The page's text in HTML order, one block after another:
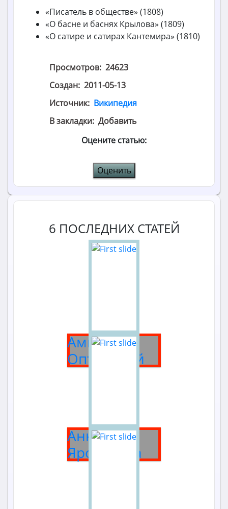
«Писатель в обществе» (1808)
«О басне и баснях Крылова» (1809)
«О сатире и сатирах Кантемира» (1810)
Просмотров: 24623
Создан: 2011-05-13
Источник: Википедия
В закладки: Добавить
Оцените статью:
6 ПОСЛЕДНИХ СТАТЕЙ
Амвросий
Оптинский
Анна
Ярославна